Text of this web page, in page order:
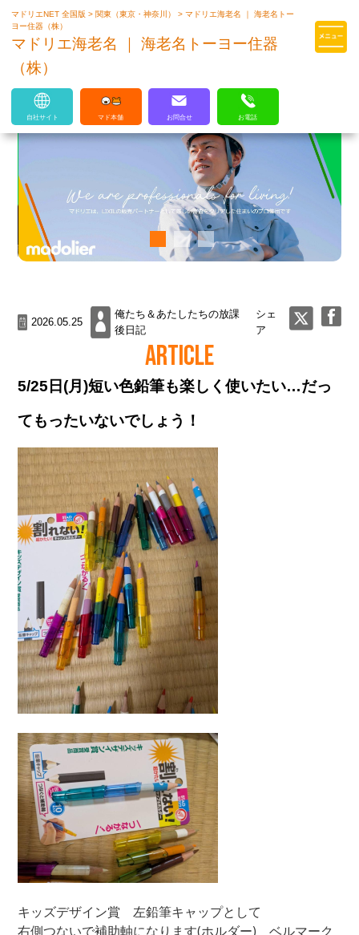
マドリエはLIXILの厳しい基準を
マドリエNET 全国版> 関東（東京・神奈川）>マドリエ海老名 ｜ 海老名トー
ヨー住器（株）
マドリエ海老名 ｜ 海老名トーヨー住器
（株）
自社サイト マド本舗 お問合せ お電話
2026.05.25
俺たち＆あたしたちの放課
後日記
シェ
ア
ARTICLE
5/25日(月)短い色鉛筆も楽しく使いたい…だっ
てもったいないでしょう！